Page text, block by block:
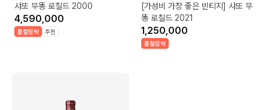
샤또 무똥 로칠드 2000
4,590,000
품절임박 추천
[가성비 가장 좋은 빈티지] 샤또 무
똥 로칠드 2021
1,250,000
품절임박